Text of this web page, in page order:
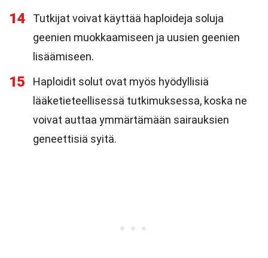
14
Tutkijat voivat käyttää haploideja soluja
geenien muokkaamiseen ja uusien geenien
lisäämiseen.
15
Haploidit solut ovat myös hyödyllisiä
lääketieteellisessä tutkimuksessa, koska ne
voivat auttaa ymmärtämään sairauksien
geneettisiä syitä.